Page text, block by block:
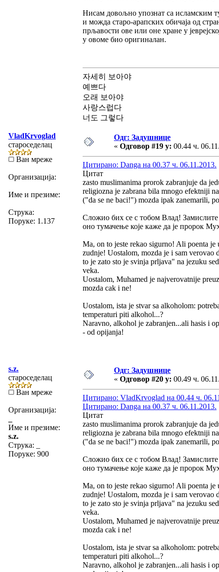
Нисам довољно упознат са исламским
и можда старо-арапских обичаја од
прљавости ове или оне хране у
у овоме био оригиналан.
자세히 보아야
예쁘다
오래 보아야
사랑스럽다
너도 그렇다
VladKrvoglad
староседелац
Ван мреже
Организација:
Име и презиме:
Струка:
Поруке: 1.137
Одг: Задушнице
« Одговор #19 у: 00.44 ч.
Цитирано: Danga на 00.37 ч. 06.11.2013.
Цитат
zasto muslimanima prorok zabranjuje da
religiozna je zabrana bila mnogo efektniji
("da se ne baci!") mozda ipak zanemarili,
Сложио бих се с тобом Влад!
оно тумачење које каже да је пророк
Ma, on to jeste rekao sigurno! Ali poenta
zudnje! Uostalom, mozda je i sam verovao
to je zato sto je svinja prljava" na jezuku
veka.
Uostalom, Muhamed je najverovatnije
mozda cak i ne!
Uostalom, ista je stvar sa alkoholom:
temperaturi piti alkohol...?
Naravno, alkohol je zabranjen...ali hasis i
- od opijanja!
s.z.
староседелац
Ван мреже
Организација:
Име и презиме:
s.z.
Струка:
Поруке: 900
Одг: Задушнице
« Одговор #20 у: 00.49 ч.
Цитирано: VladKrvoglad на 00.44 ч.
Цитирано: Danga на 00.37 ч. 06.11.2013.
Цитат
zasto muslimanima prorok zabranjuje da
religiozna je zabrana bila mnogo efektniji
("da se ne baci!") mozda ipak zanemarili,
Сложио бих се с тобом Влад!
оно тумачење које каже да је пророк
Ma, on to jeste rekao sigurno! Ali poenta
zudnje! Uostalom, mozda je i sam verovao
to je zato sto je svinja prljava" na jezuku
veka.
Uostalom, Muhamed je najverovatnije
mozda cak i ne!
Uostalom, ista je stvar sa alkoholom:
temperaturi piti alkohol...?
Naravno, alkohol je zabranjen...ali hasis i